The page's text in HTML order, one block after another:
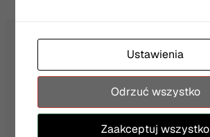
NEWSLETTER
Ustawienia
Odrzuć wszystko
Zaakceptuj wszystko